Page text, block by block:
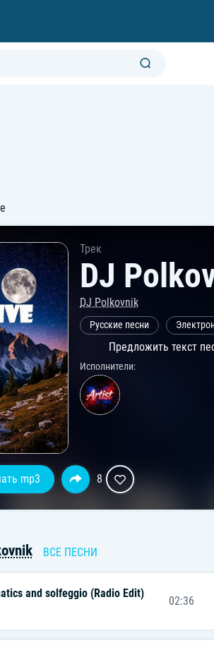
Трек
DJ
DJ Polkovnik
Русские песни
Предложить текст
Исполнители:
mp3 8
ВСЕ ПЕСНИ
and solfeggio (Radio Edit)
02:36